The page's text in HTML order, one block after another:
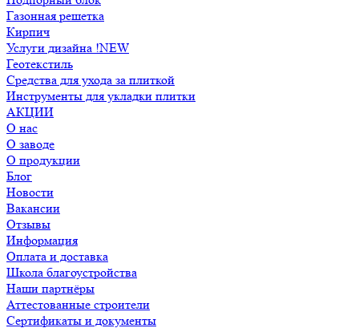
Газонная решетка
Кирпич
Услуги дизайна !NEW
Геотекстиль
Средства для ухода за плиткой
Инструменты для укладки плитки
АКЦИИ
О нас
О заводе
О продукции
Блог
Новости
Вакансии
Отзывы
Информация
Оплата и доставка
Школа благоустройства
Наши партнёры
Аттестованные строители
Сертификаты и документы